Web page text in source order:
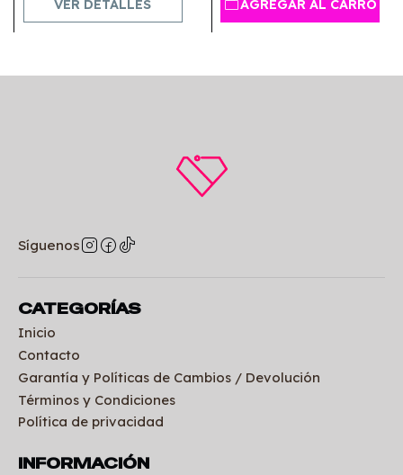
VER DETALLES AGREGAR AL CARRO
Síguenos
CATEGORÍAS
Inicio
Contacto
Garantía y Políticas de Cambios / Devolución
Términos y Condiciones
Política de privacidad
INFORMACIÓN